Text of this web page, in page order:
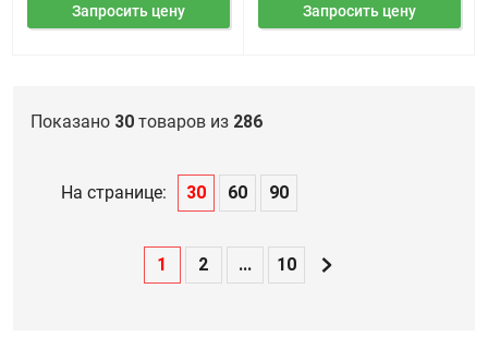
Запросить цену Запросить цену
Показано 30 товаров из 286
На странице: 30 60 90
1 2 ... 10